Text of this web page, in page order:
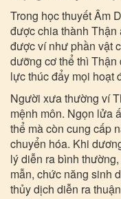
Trong học thuyết Âm
được chia thành
được ví như phần vật
dưỡng cơ thể thì
lực thúc đẩy mọi hoạt
Người xưa thường ví
mệnh môn. Ngọn lửa
thể mà còn cung cấp
chuyển hóa. Khi
lý diễn ra bình
mẫn, chức năng sinh
thủy dịch diễn ra